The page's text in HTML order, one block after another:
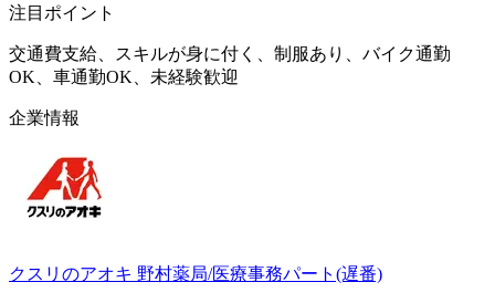
注目ポイント
交通費支給、スキルが身に付く、制服あり、バイク通勤
OK、車通勤OK、未経験歓迎
企業情報
クスリのアオキ 野村薬局/医療事務パート(遅番)